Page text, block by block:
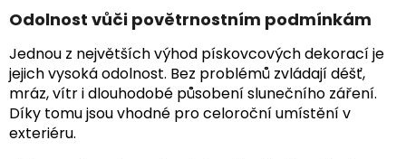
Odolnost vůči povětrnostním podmínkám
Jednou z největších výhod pískovcových dekorací je
jejich vysoká odolnost. Bez problémů zvládají déšť,
mráz, vítr i dlouhodobé působení slunečního záření.
Díky tomu jsou vhodné pro celoroční umístění v
exteriéru.